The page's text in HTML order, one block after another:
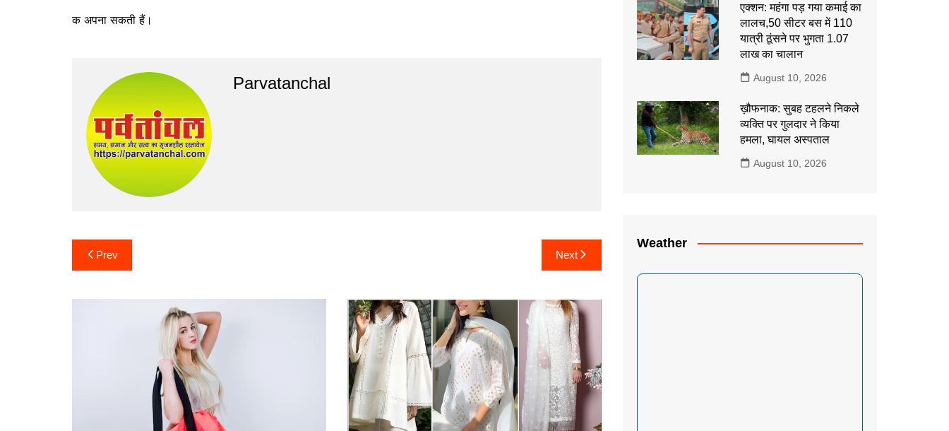
क अपना सकती हैं।
Parvatanchal
Post
navigation
Prev Next
एक्शन: महंगा पड़ गया कमाई का
लालच,50 सीटर बस में 110
यात्री ठूंसने पर भुगता 1.07
लाख का चालान
August 10, 2026
ख़ौफनाक: सुबह टहलने निकले
व्यक्ति पर गुलदार ने किया
हमला, घायल अस्पताल
August 10, 2026
Weather